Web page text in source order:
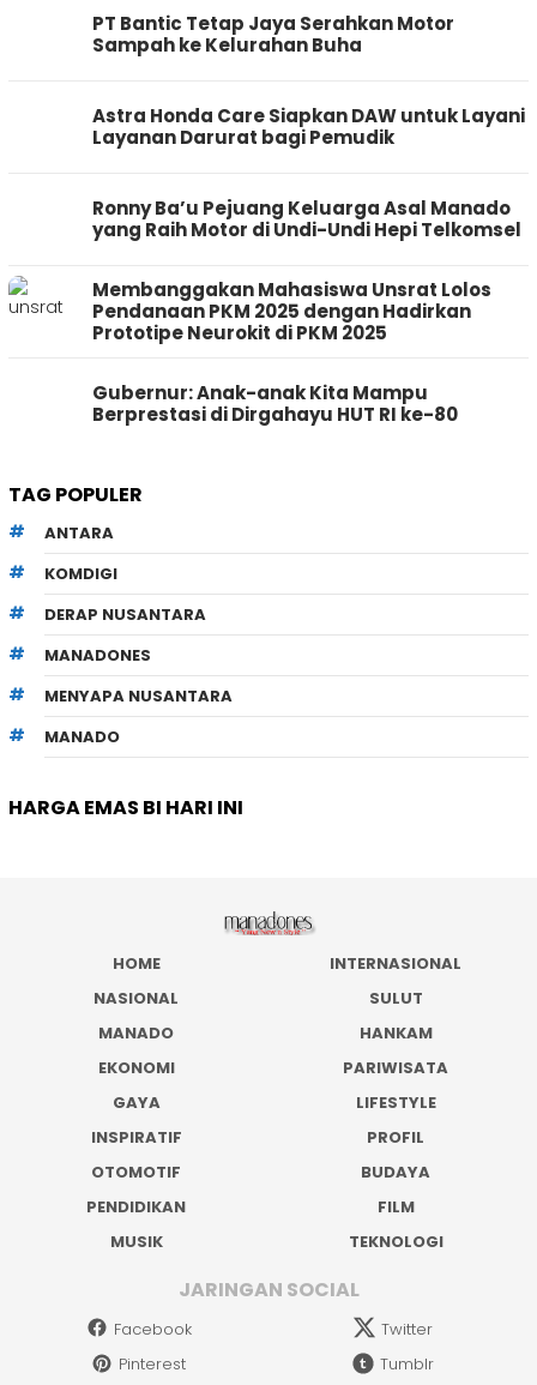
PT Bantic Tetap Jaya Serahkan Motor
Sampah ke Kelurahan Buha
Astra Honda Care Siapkan DAW untuk Layani
Layanan Darurat bagi Pemudik
Ronny Ba’u Pejuang Keluarga Asal Manado
yang Raih Motor di Undi-Undi Hepi Telkomsel
Membanggakan Mahasiswa Unsrat Lolos
Pendanaan PKM 2025 dengan Hadirkan
Prototipe Neurokit di PKM 2025
Gubernur: Anak-anak Kita Mampu
Berprestasi di Dirgahayu HUT RI ke-80
TAG POPULER
ANTARA
KOMDIGI
DERAP NUSANTARA
MANADONES
MENYAPA NUSANTARA
MANADO
HARGA EMAS BI HARI INI
HOME
INTERNASIONAL
NASIONAL
SULUT
MANADO
HANKAM
EKONOMI
PARIWISATA
GAYA
LIFESTYLE
INSPIRATIF
PROFIL
OTOMOTIF
BUDAYA
PENDIDIKAN
FILM
MUSIK
TEKNOLOGI
JARINGAN SOCIAL
Facebook
Twitter
Pinterest
Tumblr